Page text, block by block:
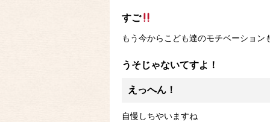
すご
もう今からこども達のモチベーショ
うそじゃないてすよ！
えっへん！
自慢しちやいますね